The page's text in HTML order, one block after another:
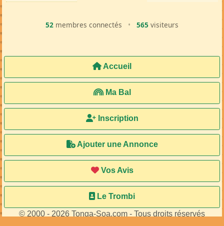
52 membres connectés • 565 visiteurs
Accueil
Ma Bal
Inscription
Ajouter une Annonce
Vos Avis
Le Trombi
© 2000 - 2026 Tonga-Soa.com - Tous droits réservés